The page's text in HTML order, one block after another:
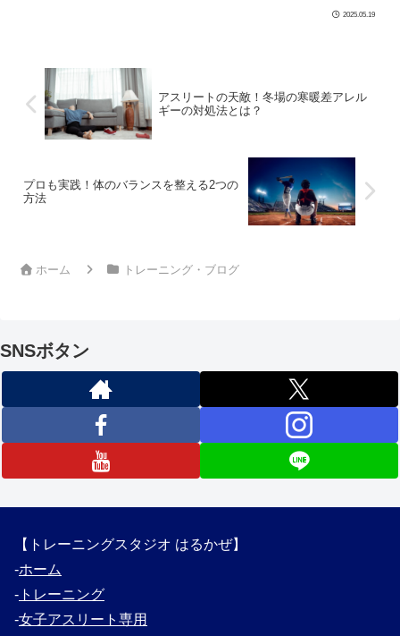
で内定先だった会社が潰れる ・逆境に強
2025.05.19
アスリートの天敵！冬場の寒暖差アレル
ギーの対処法とは？
プロも実践！体のバランスを整える2つの
方法
ホーム トレーニング・ブログ
SNSボタン
【トレーニングスタジオ はるかぜ】
‐ホーム
‐ トレーニング
‐女子アスリート専用